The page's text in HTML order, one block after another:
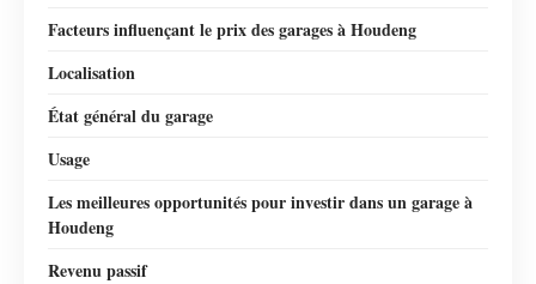
Facteurs influençant le prix des garages à Houdeng
Localisation
État général du garage
Usage
Les meilleures opportunités pour investir dans un garage à
Houdeng
Revenu passif